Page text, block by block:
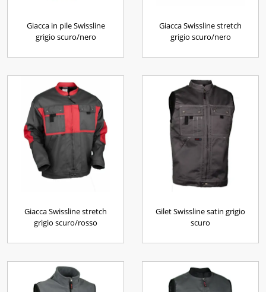
Giacca in pile Swissline
grigio scuro/nero
Giacca Swissline stretch
grigio scuro/nero
Giacca Swissline stretch
grigio scuro/rosso
Gilet Swissline satin grigio
scuro